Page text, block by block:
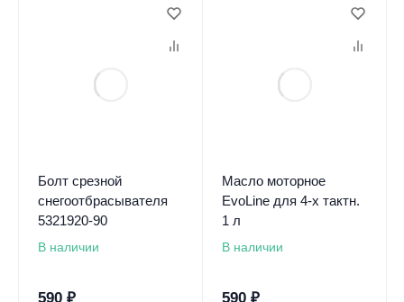
Болт срезной
снегоотбрасывателя
5321920-90
В наличии
590 ₽
Масло моторное
EvoLine для 4-х тактн.
1 л
В наличии
590 ₽